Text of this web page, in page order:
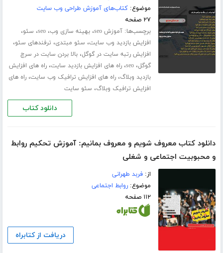
موضوع:کتاب‌های آموزش طراحی وب سایت
۲۷ صفحه
برچسب‌ها:آموزش seo ،بهینه سازی وب،seo، سئو،
افزایش بازدید وب سایت، سئو مبتدی، ترفندهای سئو،
افزایش رتبه سایت در گوگل،بالا بردن سایت در سرچ
گوگل،seo،راه های افزایش بازدید سایت،راه های افزایش
بازدید وبلاگ،راه های افزایش ترافیک وب سایت،راه های
افزایش ترافیک وبلاگ، سئو سایت
دانلود کتاب
دانلود کتاب معروف شویم و معروف بمانیم: آموزش تحکیم روابط
و محبوبیت اجتماعی و شغلی
از:فربد طهرانی
موضوع:روابط اجتماعی
۱۱۲ صفحه
دریافت از کتابراه